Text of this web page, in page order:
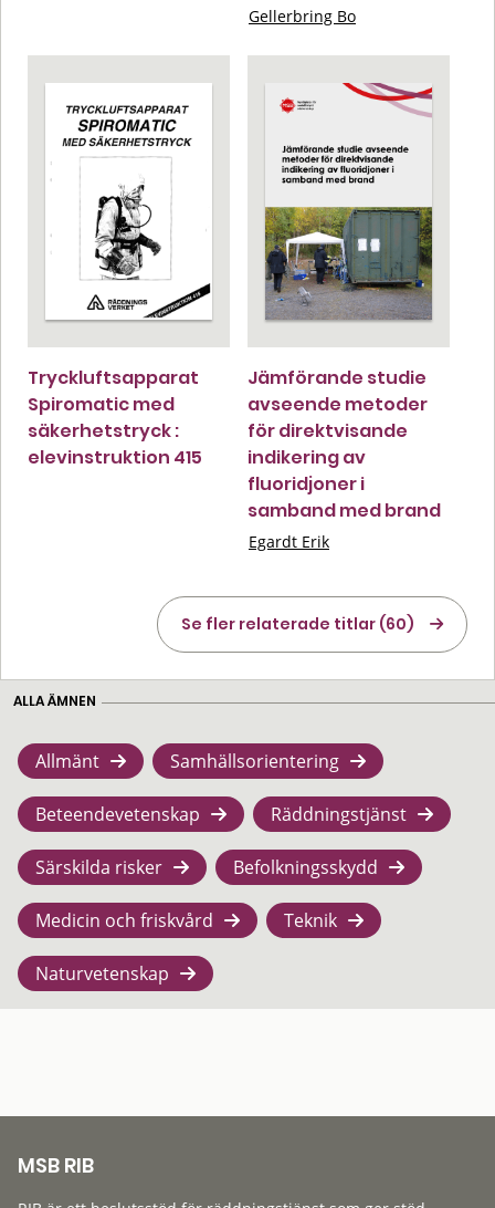
Gellerbring Bo
Tryckluftsapparat
Spiromatic med
säkerhetstryck :
elevinstruktion 415
Jämförande studie
avseende metoder
för direktvisande
indikering av
fluoridjoner i
samband med brand
Egardt Erik
Se fler relaterade titlar (60)
ALLA ÄMNEN
Allmänt Samhällsorientering
Beteendevetenskap Räddningstjänst
Särskilda risker Befolkningsskydd
Medicin och friskvård Teknik
Naturvetenskap
MSB RIB